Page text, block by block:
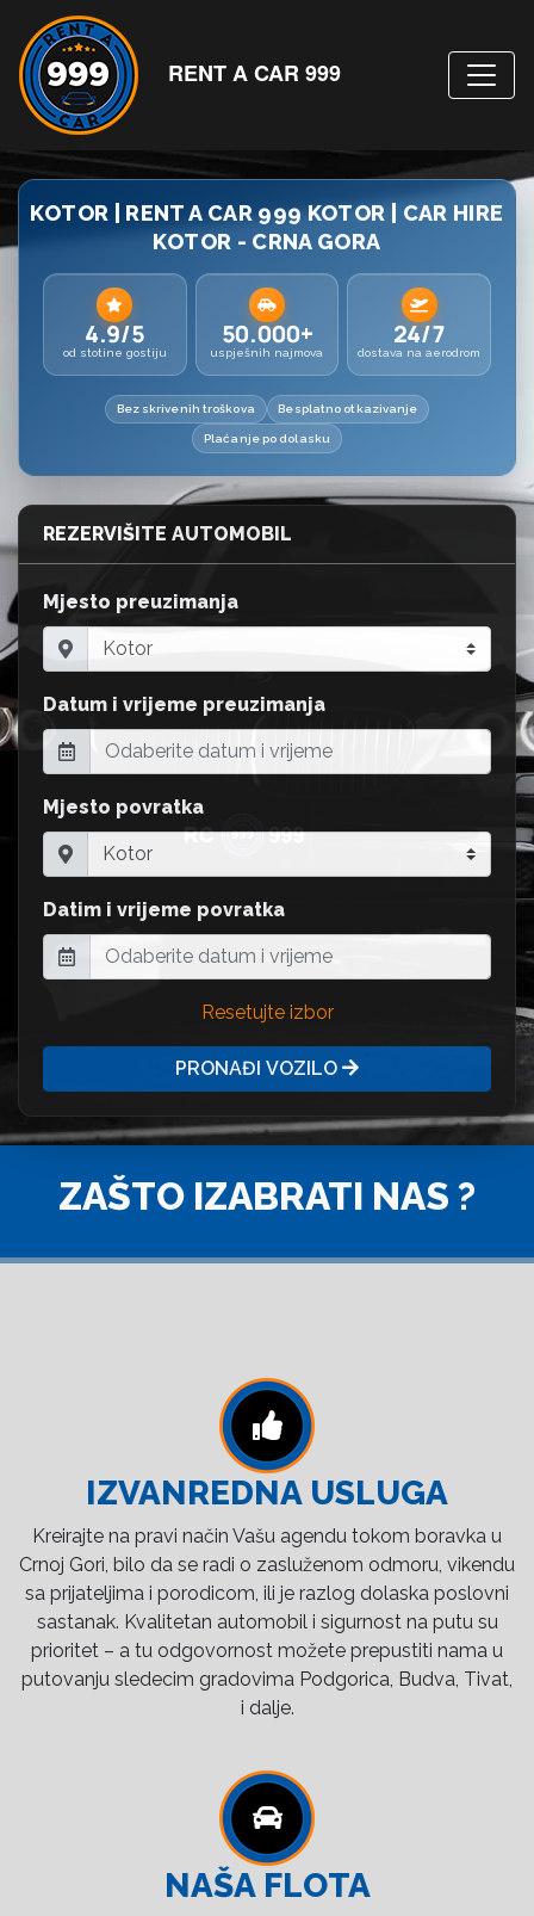
RENT A CAR 999
KOTOR | RENT A CAR 999 KOTOR | CAR HIRE
KOTOR - CRNA GORA
4.9/5
od stotine gostiju
50.000+
uspješnih najmova
24/7
dostava na aerodrom
Bez skrivenih troškova Besplatno otkazivanje
Plaćanje po dolasku
REZERVIŠITE AUTOMOBIL
Mjesto preuzimanja
Datum i vrijeme preuzimanja
Mjesto povratka
Datim i vrijeme povratka
Resetujte izbor
PRONAĐI VOZILO
ZAŠTO IZABRATI NAS ?
IZVANREDNA USLUGA
Kreirajte na pravi način Vašu agendu tokom boravka u
Crnoj Gori, bilo da se radi o zasluženom odmoru, vikendu
sa prijateljima i porodicom, ili je razlog dolaska poslovni
sastanak. Kvalitetan automobil i sigurnost na putu su
prioritet – a tu odgovornost možete prepustiti nama u
putovanju sledecim gradovima Podgorica, Budva, Tivat,
i dalje.
NAŠA FLOTA